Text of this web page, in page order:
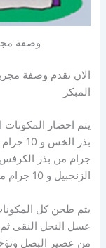
وصفة
الان نقدم وصفة
المبكر
الزنجبيل و 10 جرام من حبه البركه مع 10 جرام من بذر الفجل .
من عصير البصل